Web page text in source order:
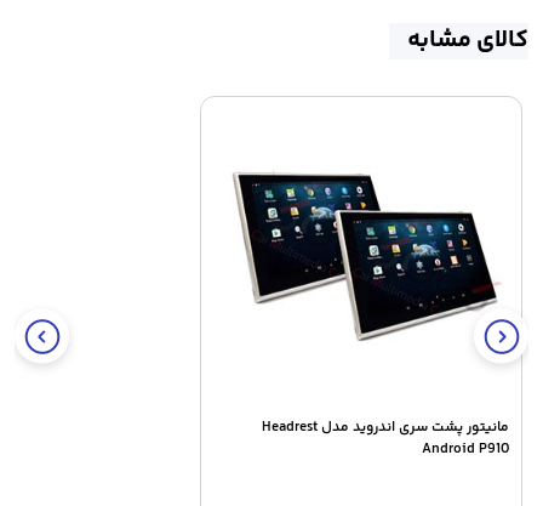
کالای مشابه
مانیتور پشت سری اندروید مدل Headrest
Android P910